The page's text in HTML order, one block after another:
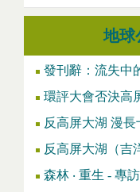
地球
發刊辭：流失中
環評大會否決高
反高屏大湖 漫長
反高屏大湖（吉
森林 ‧ 重生 - 專